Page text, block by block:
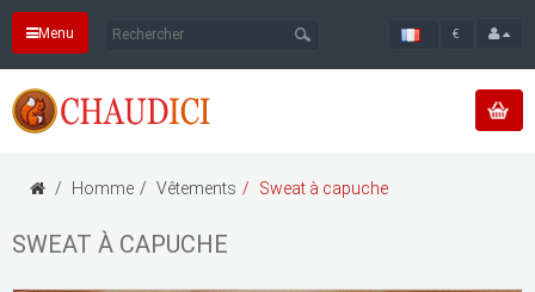
Menu €
Homme Vêtements Sweat à capuche
SWEAT À CAPUCHE